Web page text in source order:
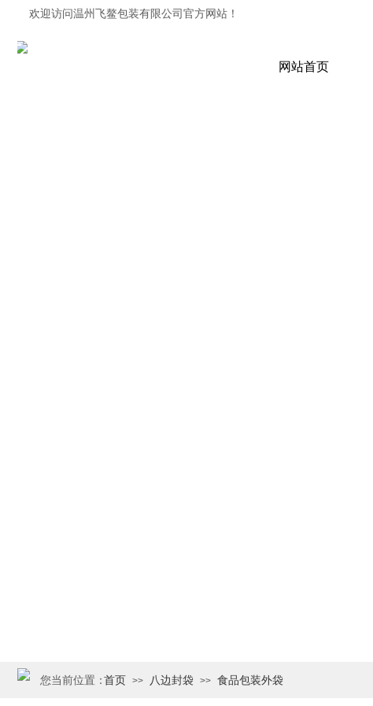
欢迎访问温州飞鳌包装有限公司官方网站！
网站首页
首页 >> 八边封袋 >> 食品包装外袋
您当前位置：